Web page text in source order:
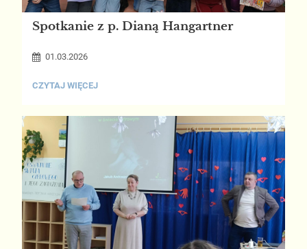
Spotkanie z p. Dianą Hangartner
01.03.2026
SPOTKANIE
DIANĄ
HANGARTNER:
CZYTAJ WIĘCEJ